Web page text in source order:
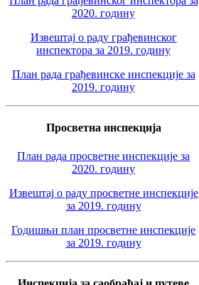
2020. годину
Извештај о раду грађевинског
инспектора за 2019. годину
План рада грађевинске инспекције за
2019. годину
Просветна инспекција
План рада просветне инспекције за
2020. годину
Извештај о раду просветне инспекције
за 2019. годину
Годишњи план просветне инспекције
за 2019. годину